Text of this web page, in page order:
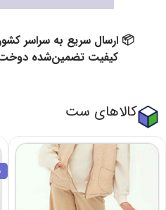
📦 ارسال سریع به سراسر
کیفیت تضمین‌شده دوخت
کالاهای ست